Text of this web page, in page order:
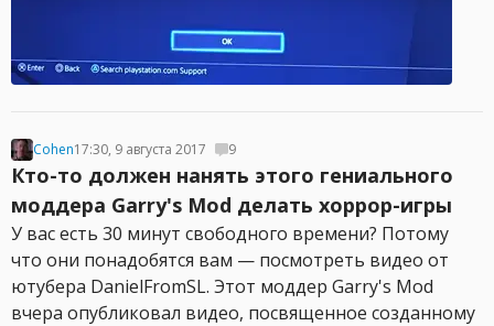
Cohen17:30, 9 августа 2017 9
Кто-то должен нанять этого гениального
моддера Garry's Mod делать хоррор-игры
У вас есть 30 минут свободного времени? Потому
что они понадобятся вам — посмотреть видео от
ютубера DanielFromSL. Этот моддер Garry's Mod
вчера опубликовал видео, посвященное созданному